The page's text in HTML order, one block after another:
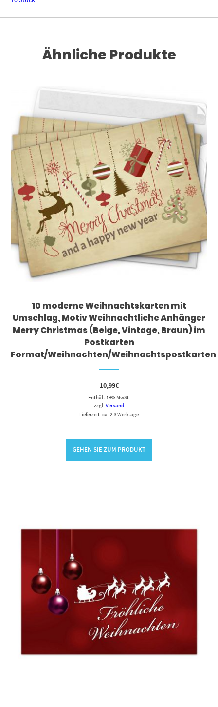
Ähnliche Produkte
10 moderne Weihnachtskarten mit
Umschlag, Motiv Weihnachtliche Anhänger
Merry Christmas (Beige, Vintage, Braun) im
Postkarten
Format/Weihnachten/Weihnachtspostkarten
10,99€
Enthält 19% MwSt.
zzgl. Versand
Lieferzeit: ca. 2-3 Werktage
GEHEN SIE ZUM PRODUKT